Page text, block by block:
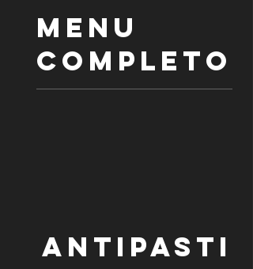
Menu
completo
ANTIPASTI